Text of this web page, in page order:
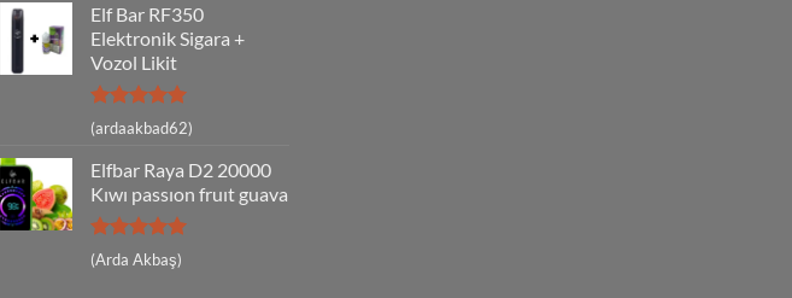
Elf Bar RF350
Elektronik Sigara +
Vozol Likit
5 üzerinden
5
(ardaakbad62)
Elfbar Raya D2 20000
Kıwı passıon fruıt guava
5 üzerinden
5
(Arda Akbaş)